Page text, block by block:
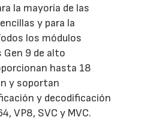
la mayoría de las
y para la
los módulos
Gen 9 de alto
hasta 18
y soportan
y decodificación
VP8, SVC y MVC.